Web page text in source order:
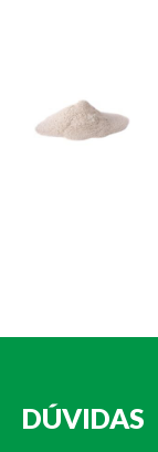
DÚVIDAS